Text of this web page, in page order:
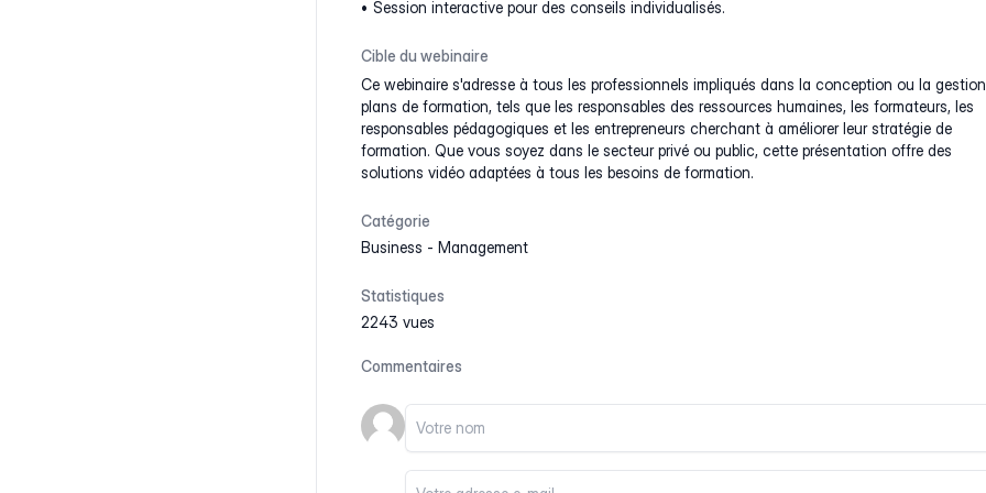
Session interactive pour des conseils individualisés.
Cible du webinaire
Ce webinaire s'adresse à tous les professionnels impliqués dans la conception ou la
plans de formation, tels que les responsables des ressources humaines, les formateurs, les
responsables pédagogiques et les entrepreneurs cherchant à améliorer leur stratégie de
formation. Que vous soyez dans le secteur privé ou public, cette présentation offre des
solutions vidéo adaptées à tous les besoins de formation.
Catégorie
Business - Management
Statistiques
2243 vues
Commentaires
Votre nom
Votre email